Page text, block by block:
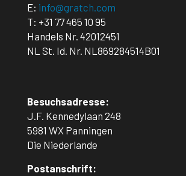
E: info@gratch.com
T: +31 77 465 10 95
Handels Nr. 42012451
NL St. Id. Nr. NL869284514B01
Besuchsadresse:
J.F. Kennedylaan 248
5981 WX Panningen
Die Niederlande
Postanschrift: